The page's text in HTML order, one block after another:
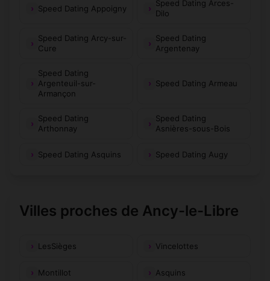
Speed Dating Appoigny
Speed Dating Arces-
Dilo
Speed Dating Arcy-sur-
Cure
Speed Dating
Argentenay
Speed Dating
Argenteuil-sur-
Armançon
Speed Dating Armeau
Speed Dating
Arthonnay
Speed Dating
Asnières-sous-Bois
Speed Dating Asquins Speed Dating Augy
Villes proches de Ancy-le-Libre
LesSièges Vincelottes
Montillot Asquins